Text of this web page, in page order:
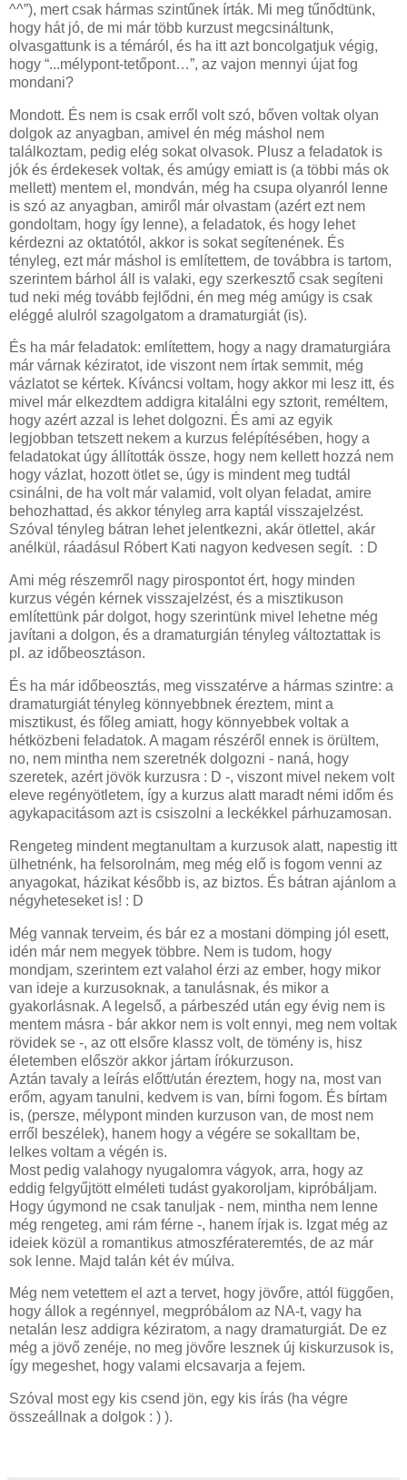
^^”), mert csak hármas szintűnek írták. Mi meg tűnődtünk,
hogy hát jó, de mi már több kurzust megcsináltunk,
olvasgattunk is a témáról, és ha itt azt boncolgatjuk végig,
hogy “...mélypont-tetőpont…”, az vajon mennyi újat fog
mondani?
Mondott. És nem is csak erről volt szó, bőven voltak olyan
dolgok az anyagban, amivel én még máshol nem
találkoztam, pedig elég sokat olvasok. Plusz a feladatok is
jók és érdekesek voltak, és amúgy emiatt is (a többi más ok
mellett) mentem el, mondván, még ha csupa olyanról lenne
is szó az anyagban, amiről már olvastam (azért ezt nem
gondoltam, hogy így lenne), a feladatok, és hogy lehet
kérdezni az oktatótól, akkor is sokat segítenének. És
tényleg, ezt már máshol is említettem, de továbbra is tartom,
szerintem bárhol áll is valaki, egy szerkesztő csak segíteni
tud neki még tovább fejlődni, én meg még amúgy is csak
eléggé alulról szagolgatom a dramaturgiát (is).
És ha már feladatok: említettem, hogy a nagy dramaturgiára
már várnak kéziratot, ide viszont nem írtak semmit, még
vázlatot se kértek. Kíváncsi voltam, hogy akkor mi lesz itt, és
mivel már elkezdtem addigra kitalálni egy sztorit, reméltem,
hogy azért azzal is lehet dolgozni. És ami az egyik
legjobban tetszett nekem a kurzus felépítésében, hogy a
feladatokat úgy állították össze, hogy nem kellett hozzá nem
hogy vázlat, hozott ötlet se, úgy is mindent meg tudtál
csinálni, de ha volt már valamid, volt olyan feladat, amire
behozhattad, és akkor tényleg arra kaptál visszajelzést.
Szóval tényleg bátran lehet jelentkezni, akár ötlettel, akár
anélkül, ráadásul Róbert Kati nagyon kedvesen segít. : D
Ami még részemről nagy pirospontot ért, hogy minden
kurzus végén kérnek visszajelzést, és a misztikuson
említettünk pár dolgot, hogy szerintünk mivel lehetne még
javítani a dolgon, és a dramaturgián tényleg változtattak is
pl. az időbeosztáson.
És ha már időbeosztás, meg visszatérve a hármas szintre: a
dramaturgiát tényleg könnyebbnek éreztem, mint a
misztikust, és főleg amiatt, hogy könnyebbek voltak a
hétközbeni feladatok. A magam részéről ennek is örültem,
no, nem mintha nem szeretnék dolgozni - naná, hogy
szeretek, azért jövök kurzusra : D -, viszont mivel nekem volt
eleve regényötletem, így a kurzus alatt maradt némi időm és
agykapacitásom azt is csiszolni a leckékkel párhuzamosan.
Rengeteg mindent megtanultam a kurzusok alatt, napestig itt
ülhetnénk, ha felsorolnám, meg még elő is fogom venni az
anyagokat, házikat később is, az biztos. És bátran ajánlom a
négyheteseket is! : D
Még vannak terveim, és bár ez a mostani dömping jól esett,
idén már nem megyek többre. Nem is tudom, hogy
mondjam, szerintem ezt valahol érzi az ember, hogy mikor
van ideje a kurzusoknak, a tanulásnak, és mikor a
gyakorlásnak. A legelső, a párbeszéd után egy évig nem is
mentem másra - bár akkor nem is volt ennyi, meg nem voltak
rövidek se -, az ott elsőre klassz volt, de tömény is, hisz
életemben először akkor jártam írókurzuson.
Aztán tavaly a leírás előtt/után éreztem, hogy na, most van
erőm, agyam tanulni, kedvem is van, bírni fogom. És bírtam
is, (persze, mélypont minden kurzuson van, de most nem
erről beszélek), hanem hogy a végére se sokalltam be,
lelkes voltam a végén is.
Most pedig valahogy nyugalomra vágyok, arra, hogy az
eddig felgyűjtött elméleti tudást gyakoroljam, kipróbáljam.
Hogy úgymond ne csak tanuljak - nem, mintha nem lenne
még rengeteg, ami rám férne -, hanem írjak is. Izgat még az
ideiek közül a romantikus atmoszférateremtés, de az már
sok lenne. Majd talán két év múlva.
Még nem vetettem el azt a tervet, hogy jövőre, attól függően,
hogy állok a regénnyel, megpróbálom az NA-t, vagy ha
netalán lesz addigra kéziratom, a nagy dramaturgiát. De ez
még a jövő zenéje, no meg jövőre lesznek új kiskurzusok is,
így megeshet, hogy valami elcsavarja a fejem.
Szóval most egy kis csend jön, egy kis írás (ha végre
összeállnak a dolgok : ) ).